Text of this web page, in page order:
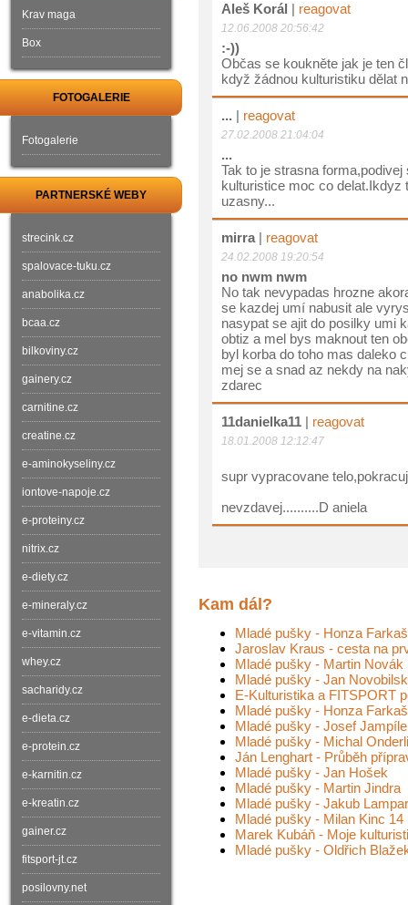
Aleš Korál | reagovat
12.06.2008 20:56:42
:-))
Občas se koukněte jak je ten
když žádnou kulturistiku dělat
... | reagovat
27.02.2008 21:04:04
...
Tak to je strasna
kulturistice moc co delat.Ikdyz
uzasny...
mirra | reagovat
24.02.2008 19:20:54
no nwm nwm
No tak nevypadas hrozne
se kazdej umí nabusit ale
nasypat se ajit do posilky umi
obtiz a mel bys maknout ten
byl korba do toho mas daleko
mej se a snad az nekdy na
zdarec
11danielka11 | reagovat
18.01.2008 12:12:47
supr vypracovane
nevzdavej..........D aniela
Kam dál?
Mladé pušky - Honza
Jaroslav Kraus - cesta na
Mladé pušky - Martin Novák
Mladé pušky - Jan
E-Kulturistika a FITSPORT
Mladé pušky - Honza
Mladé pušky - Josef
Mladé pušky - Michal
Ján Lenghart - Průběh
Mladé pušky - Jan Hošek
Mladé pušky - Martin Jindra
Mladé pušky - Jakub
Mladé pušky - Milan Kinc 14
Marek Kubáň - Moje
Mladé pušky - Oldřich
Krav maga
Box
FOTOGALERIE
Fotogalerie
PARTNERSKÉ WEBY
strecink.cz
spalovace-tuku.cz
anabolika.cz
bcaa.cz
bilkoviny.cz
gainery.cz
carnitine.cz
creatine.cz
e-aminokyseliny.cz
iontove-napoje.cz
e-proteiny.cz
nitrix.cz
e-diety.cz
e-mineraly.cz
e-vitamin.cz
whey.cz
sacharidy.cz
e-dieta.cz
e-protein.cz
e-karnitin.cz
e-kreatin.cz
gainer.cz
fitsport-jt.cz
posilovny.net